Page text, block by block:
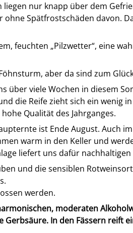
nur knapp über dem
Spätfrostschäden davon.
feuchten „Pilzwetter“, eine
aber da sind zum
über viele Wochen in diesem
die Reife zieht sich ein wenig
Qualität des Jahrganges.
ist Ende August. Auch
warm in den Keller und
liefert uns dafür nachhaltigen
und die sensiblen
werden.
moderaten
In den Fässern reift